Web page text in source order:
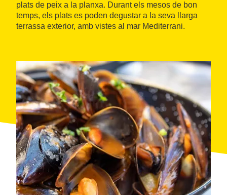
plats de peix a la planxa. Durant els mesos de bon
temps, els plats es poden degustar a la seva llarga
terrassa exterior, amb vistes al mar Mediterrani.